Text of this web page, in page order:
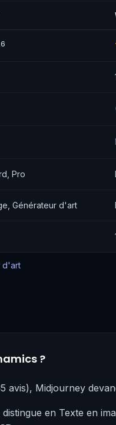
Pro
Générateur d'art
d'art
?
avis), Midjourney
en Texte en